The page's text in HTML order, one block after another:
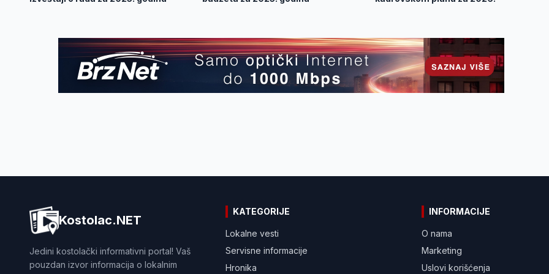
Kostolac.NET
Jedini kostolački informativni portal! Vaš
pouzdan izvor informacija o lokalnim
KATEGORIJE
Lokalne vesti
Servisne informacije
Hronika
INFORMACIJE
O nama
Marketing
Uslovi korišćenja